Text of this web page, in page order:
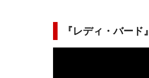
『レディ・バー